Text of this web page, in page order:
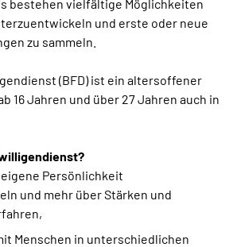
bestehen vielfältige Möglichkeiten
und erste oder neue
zu sammeln.
(BFD) ist ein altersoffener
16 Jahren und über 27 Jahren auch in
Persönlichkeit
und mehr über Stärken und
Menschen in unterschiedlichen